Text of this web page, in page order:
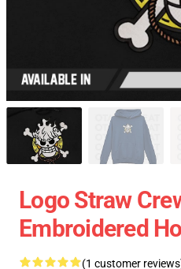
Logo Straw
Embroidered
(1 customer